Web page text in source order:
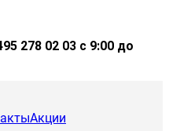
278 02 03 с 9:00 до
Акции